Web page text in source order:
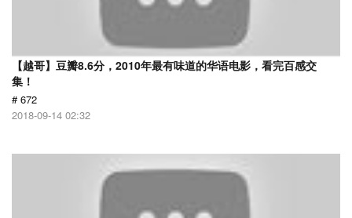
【越哥】豆瓣8.6分，2010年最有味道的华语电影，看完百感交
集！
# 672
2018-09-14 02:32